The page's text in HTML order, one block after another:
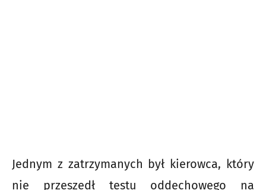
Jednym z zatrzymanych był kierowca, który
nie przeszedł testu oddechowego na